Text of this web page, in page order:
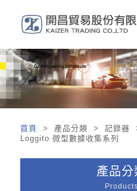
首頁
> 產品分類 > 記錄器
Loggito 微型數據收集系列
產品分
Products